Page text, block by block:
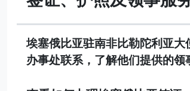
埃塞俄比亚驻南非比勒陀利亚
办事处联系，了解他们提供的领